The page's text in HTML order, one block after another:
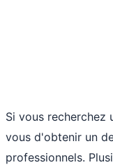
Si vous recherchez
vous d'obtenir un
professionnels.